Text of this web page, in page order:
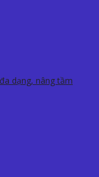
dạng, nâng tầm